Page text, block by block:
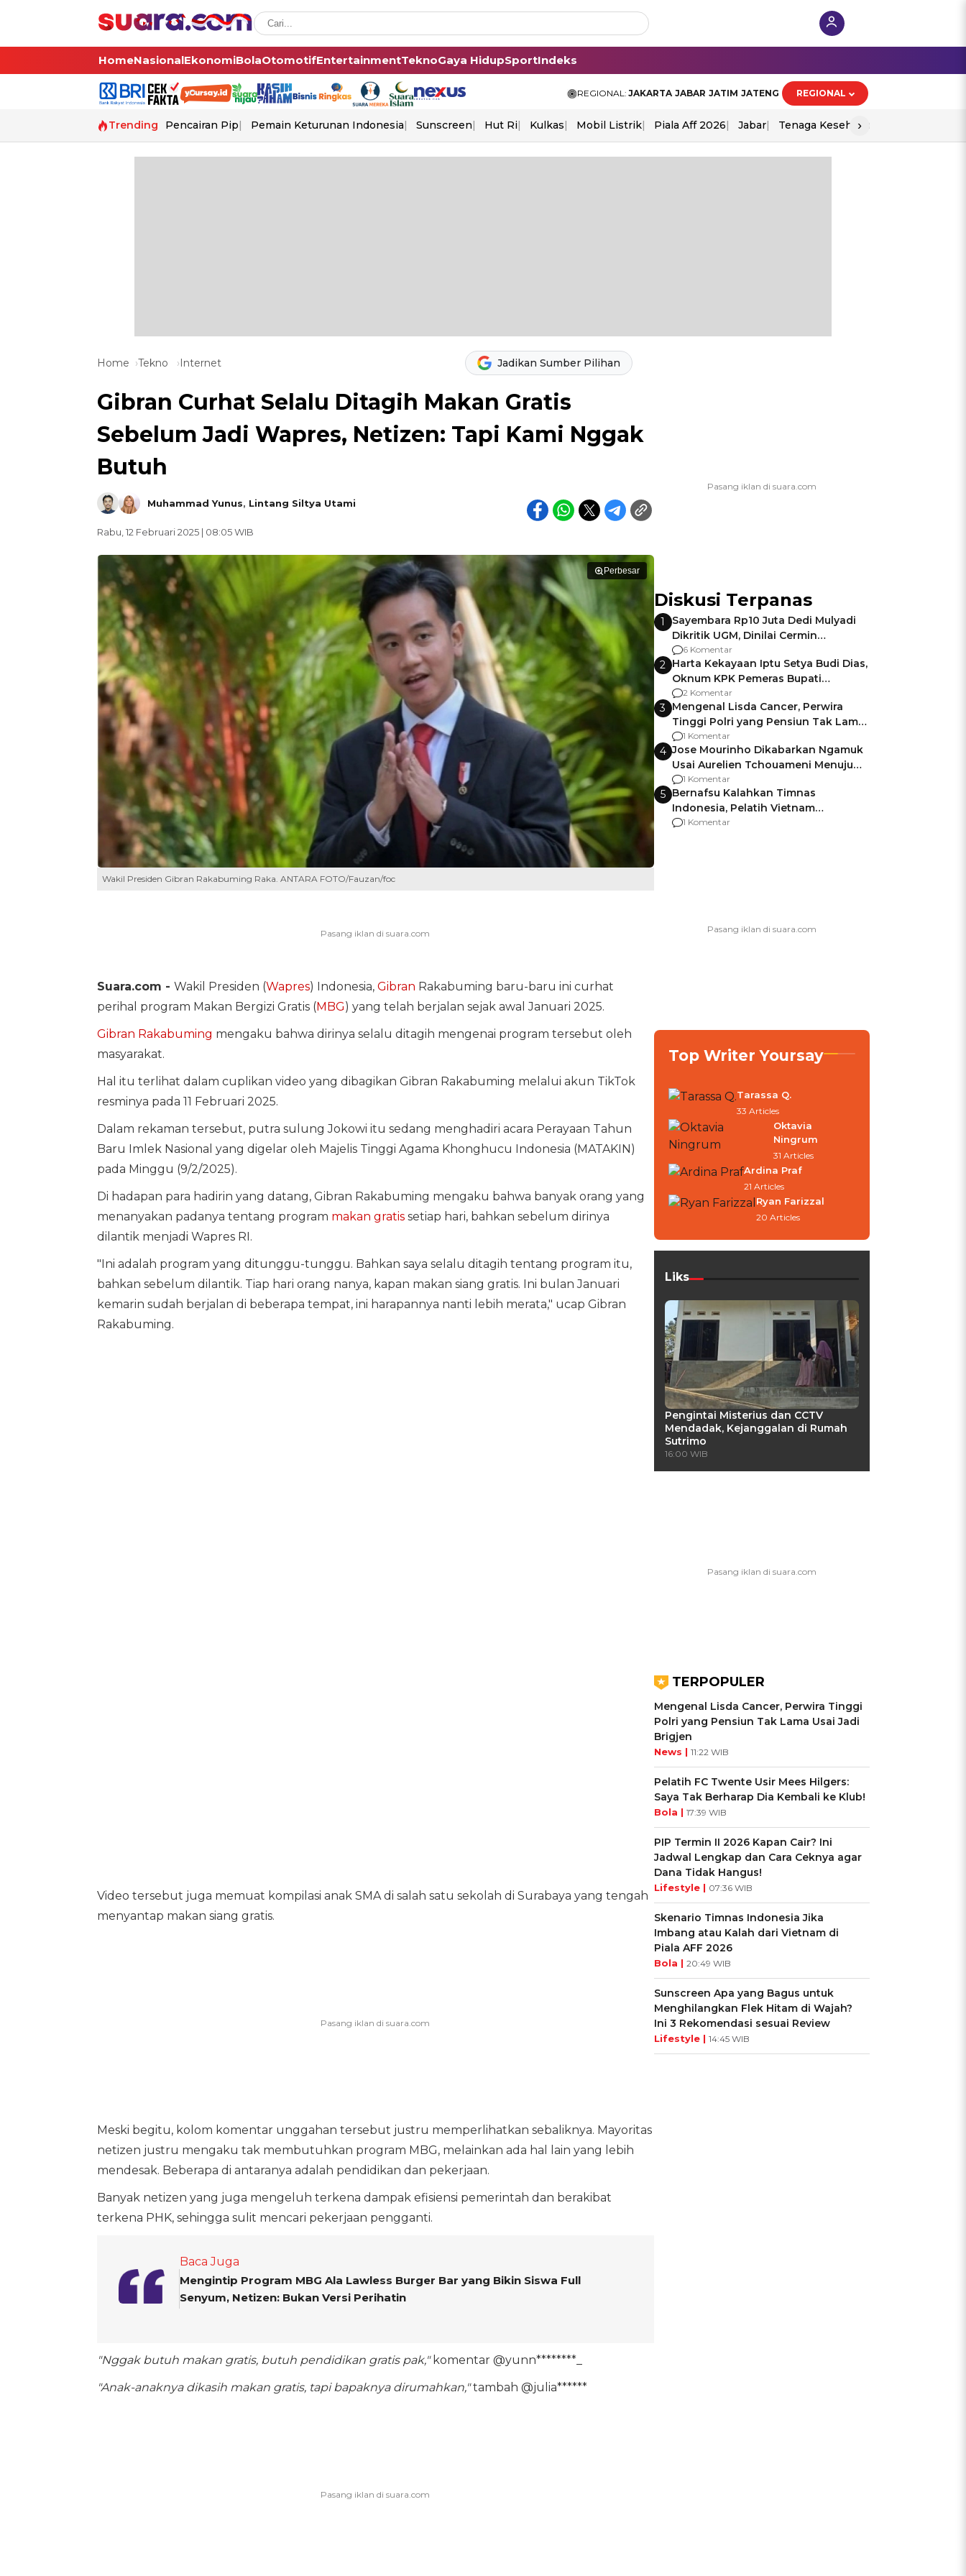
HomeNasionalEkonomiBolaOtomotifEntertainmentTeknoGaya HidupSportIndeks
REGIONAL: JAKARTA JABAR JATIM JATENG REGIONAL
Trending Pencairan Pip Pemain Keturunan Indonesia Sunscreen Hut Ri Kulkas Mobil Listrik Piala Aff 2026 Jabar Tenaga Kesehatan
›
Home Tekno Internet Jadikan Sumber Pilihan
Gibran Curhat Selalu Ditagih Makan Gratis
Sebelum Jadi Wapres, Netizen: Tapi Kami Nggak
Butuh
Muhammad Yunus, Lintang Siltya Utami
Rabu, 12 Februari 2025 | 08:05 WIB
Perbesar
Wakil Presiden Gibran Rakabuming Raka. ANTARA FOTO/Fauzan/foc
Suara.com - Wakil Presiden (Wapres) Indonesia, Gibran Rakabuming baru-baru ini curhat
perihal program Makan Bergizi Gratis (MBG) yang telah berjalan sejak awal Januari 2025.
Gibran Rakabuming mengaku bahwa dirinya selalu ditagih mengenai program tersebut oleh
masyarakat.
Hal itu terlihat dalam cuplikan video yang dibagikan Gibran Rakabuming melalui akun TikTok
resminya pada 11 Februari 2025.
Dalam rekaman tersebut, putra sulung Jokowi itu sedang menghadiri acara Perayaan Tahun
Baru Imlek Nasional yang digelar oleh Majelis Tinggi Agama Khonghucu Indonesia (MATAKIN)
pada Minggu (9/2/2025).
Di hadapan para hadirin yang datang, Gibran Rakabuming mengaku bahwa banyak orang yang
menanyakan padanya tentang program makan gratissetiap hari, bahkan sebelum dirinya
dilantik menjadi Wapres RI.
"Ini adalah program yang ditunggu-tunggu. Bahkan saya selalu ditagih tentang program itu,
bahkan sebelum dilantik. Tiap hari orang nanya, kapan makan siang gratis. Ini bulan Januari
kemarin sudah berjalan di beberapa tempat, ini harapannya nanti lebih merata," ucap Gibran
Rakabuming.
Video tersebut juga memuat kompilasi anak SMA di salah satu sekolah di Surabaya yang tengah
menyantap makan siang gratis.
Meski begitu, kolom komentar unggahan tersebut justru memperlihatkan sebaliknya. Mayoritas
netizen justru mengaku tak membutuhkan program MBG, melainkan ada hal lain yang lebih
mendesak. Beberapa di antaranya adalah pendidikan dan pekerjaan.
Banyak netizen yang juga mengeluh terkena dampak efisiensi pemerintah dan berakibat
terkena PHK, sehingga sulit mencari pekerjaan pengganti.
Baca Juga
Mengintip Program MBG Ala Lawless Burger Bar yang Bikin Siswa Full
Senyum, Netizen: Bukan Versi Perihatin
"Nggak butuh makan gratis, butuh pendidikan gratis pak,"komentar @yunn********_
"Anak-anaknya dikasih makan gratis, tapi bapaknya dirumahkan,"tambah @julia******
Diskusi Terpanas
1
Sayembara Rp10 Juta Dedi Mulyadi
Dikritik UGM, Dinilai Cermin
Gagalnya Negara Jamin Keamanan
6 Komentar
2 Harta Kekayaan Iptu Setya Budi Dias,
Oknum KPK Pemeras Bupati
Pemalang
2 Komentar
3 Mengenal Lisda Cancer, Perwira
Tinggi Polri yang Pensiun Tak Lama
Usai Jadi Brigjen
1 Komentar
4 Jose Mourinho Dikabarkan Ngamuk
Usai Aurelien Tchouameni Menuju
Manchester United
1 Komentar
5 Bernafsu Kalahkan Timnas
Indonesia, Pelatih Vietnam
Berencana Pakai Jimat di Pakansari
1 Komentar
Top Writer Yoursay
Tarassa Q.
33 Articles
Oktavia
Ningrum
31 Articles
Ardina Praf
21 Articles
Ryan Farizzal
20 Articles
Liks
Pengintai Misterius dan CCTV
Mendadak, Kejanggalan di Rumah
Sutrimo
16:00 WIB
TERPOPULER
Mengenal Lisda Cancer, Perwira Tinggi
Polri yang Pensiun Tak Lama Usai Jadi
Brigjen
News | 11:22 WIB
Pelatih FC Twente Usir Mees Hilgers:
Saya Tak Berharap Dia Kembali ke Klub!
Bola | 17:39 WIB
PIP Termin II 2026 Kapan Cair? Ini
Jadwal Lengkap dan Cara Ceknya agar
Dana Tidak Hangus!
Lifestyle | 07:36 WIB
Skenario Timnas Indonesia Jika
Imbang atau Kalah dari Vietnam di
Piala AFF 2026
Bola | 20:49 WIB
Sunscreen Apa yang Bagus untuk
Menghilangkan Flek Hitam di Wajah?
Ini 3 Rekomendasi sesuai Review
Lifestyle | 14:45 WIB